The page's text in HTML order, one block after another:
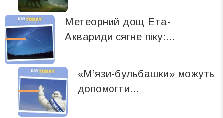
Метеорний дощ Ета-
Аквариди сягне піку:...
«М’язи-бульбашки» можуть
допомогти...